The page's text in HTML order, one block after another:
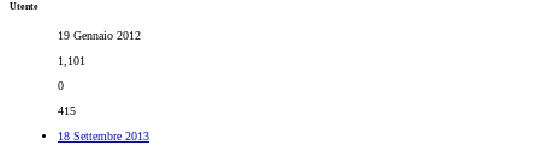
Utente
19 Gennaio 2012
1,101
0
415
18 Settembre 2013